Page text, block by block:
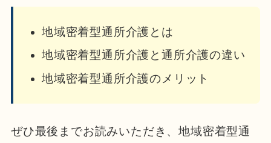
地域密着型通所介護とは
地域密着型通所介護と通所介護の違い
地域密着型通所介護のメリット
ぜひ最後までお読みいただき、地域密着型通